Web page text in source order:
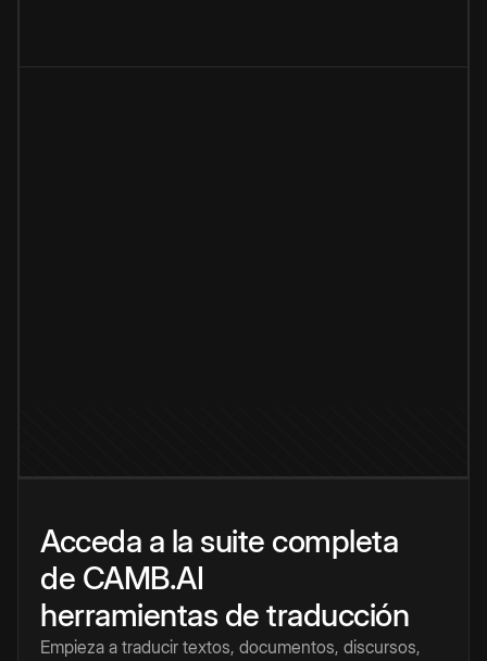
Acceda a la suite completa
de CAMB.AI
herramientas de traducción
Empieza a traducir textos, documentos, discursos,